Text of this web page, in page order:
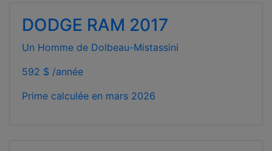
DODGE RAM 2017
Un Homme de Dolbeau-Mistassini
592 $ /année
Prime calculée en mars 2026